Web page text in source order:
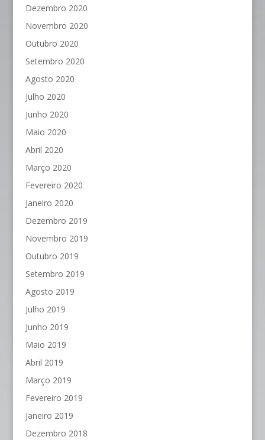
Dezembro 2020
Novembro 2020
Outubro 2020
Setembro 2020
Agosto 2020
Julho 2020
Junho 2020
Maio 2020
Abril 2020
Março 2020
Fevereiro 2020
Janeiro 2020
Dezembro 2019
Novembro 2019
Outubro 2019
Setembro 2019
Agosto 2019
Julho 2019
Junho 2019
Maio 2019
Abril 2019
Março 2019
Fevereiro 2019
Janeiro 2019
Dezembro 2018